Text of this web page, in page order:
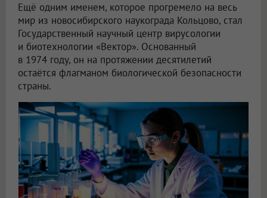
Ещё одним именем, которое прогремело на весь
мир из новосибирского наукограда Кольцово, стал
Государственный научный центр вирусологии
и биотехнологии «Вектор». Основанный
в 1974 году, он на протяжении десятилетий
остаётся флагманом биологической безопасности
страны.